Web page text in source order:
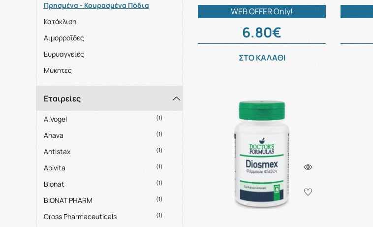
Πρησμένα - Κουρασμένα Πόδια
Κατάκλιση
Αιμορροΐδες
Ευρυαγγείες
Μύκητες
Εταιρείες
A.Vogel (1)
Ahava (1)
Antistax (1)
Apivita (1)
Bionat (1)
BIONAT PHARM (1)
Cross Pharmaceuticals (1)
WEB OFFER Only!
6.80€
ΣΤΟ ΚΑΛΑΘΙ